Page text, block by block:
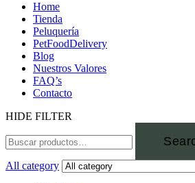
Home
Tienda
Peluquería
PetFoodDelivery
Blog
Nuestros Valores
FAQ’s
Contacto
HIDE FILTER
All category